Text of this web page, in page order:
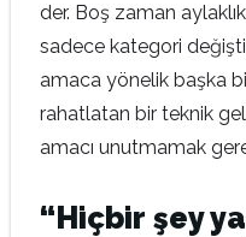
der. Boş zaman
sadece kategori
amaca yönelik başka
rahatlatan bir teknik
amacı unutmamak
“Hiçbir şey